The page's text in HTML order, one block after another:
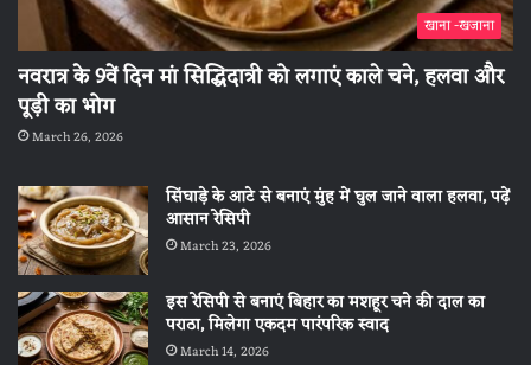
खाना -खजाना
नवरात्र के 9वें दिन मां सिद्धिदात्री को लगाएं काले चने, हलवा और
पूड़ी का भोग
March 26, 2026
सिंघाड़े के आटे से बनाएं मुंह में घुल जाने वाला हलवा, पढ़ें
आसान रेसिपी
March 23, 2026
इस रेसिपी से बनाएं बिहार का मशहूर चने की दाल का
पराठा, मिलेगा एकदम पारंपरिक स्वाद
March 14, 2026